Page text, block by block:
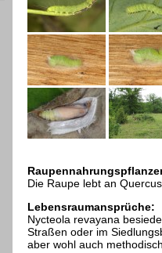
Die Raupe lebt an
Lebensraumansprüche:
Nycteola revayana
Straßen oder im
aber wohl auch